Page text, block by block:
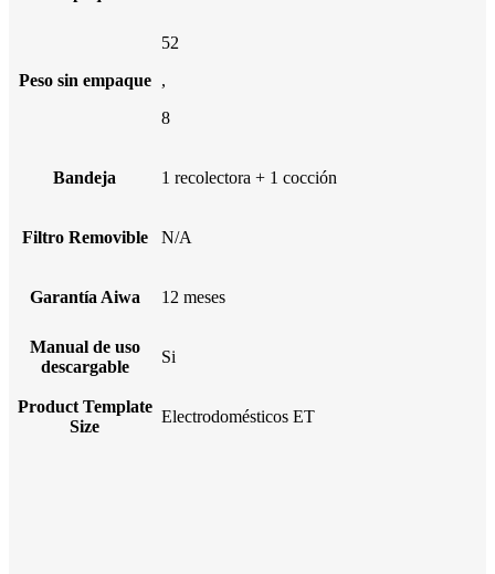
Peso sin empaque
52
,
8
Bandeja 1 recolectora + 1 cocción
Filtro Removible N/A
Garantía Aiwa 12 meses
Manual de uso
descargable
Si
Product Template
Size
Electrodomésticos ET